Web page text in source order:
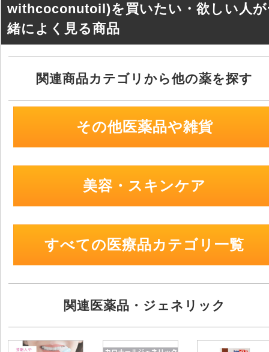
withcoconutoil)を買いたい・欲しい人
緒によく見る商品
関連商品カテゴリから他の薬を探す
その他医薬品や雑貨
美容・スキンケア
すべての医療品カテゴリ一覧
関連医薬品・ジェネリック